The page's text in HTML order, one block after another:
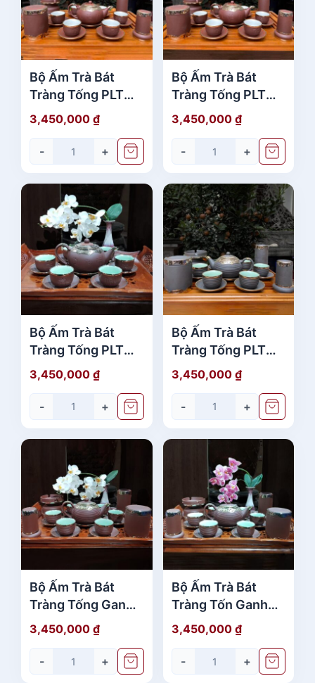
Bộ Ấm Trà Bát
Tràng Tống PLT
Nâu Bọc Đồng
Bạch Full Phụ Kiện
1 cao cấp
3,450,000 ₫
- +
Bộ Ấm Trà Bát
Tràng Tống PLT
Nâu Bọc Đồng
Bạch Full Phụ Kiện
3,450,000 ₫
- +
Bộ Ấm Trà Bát
Tràng Tống PLT
Nâu Bọc Đồng
Bạch giá tốt
3,450,000 ₫
- +
Bộ Ấm Trà Bát
Tràng Tống PLT
Ganh Bọc Đồng
Bạch Full Phụ Kiện
chính hãng
3,450,000 ₫
- +
Bộ Ấm Trà Bát
Tràng Tống Ganh
Nâu Bọc Đồng
Bạch Full Phụ Kiện
3,450,000 ₫
- +
Bộ Ấm Trà Bát
Tràng Tốn Ganh
Nâu Bọc Đồng
Bạch Full Phụ Kiện
cao cấp
3,450,000 ₫
- +